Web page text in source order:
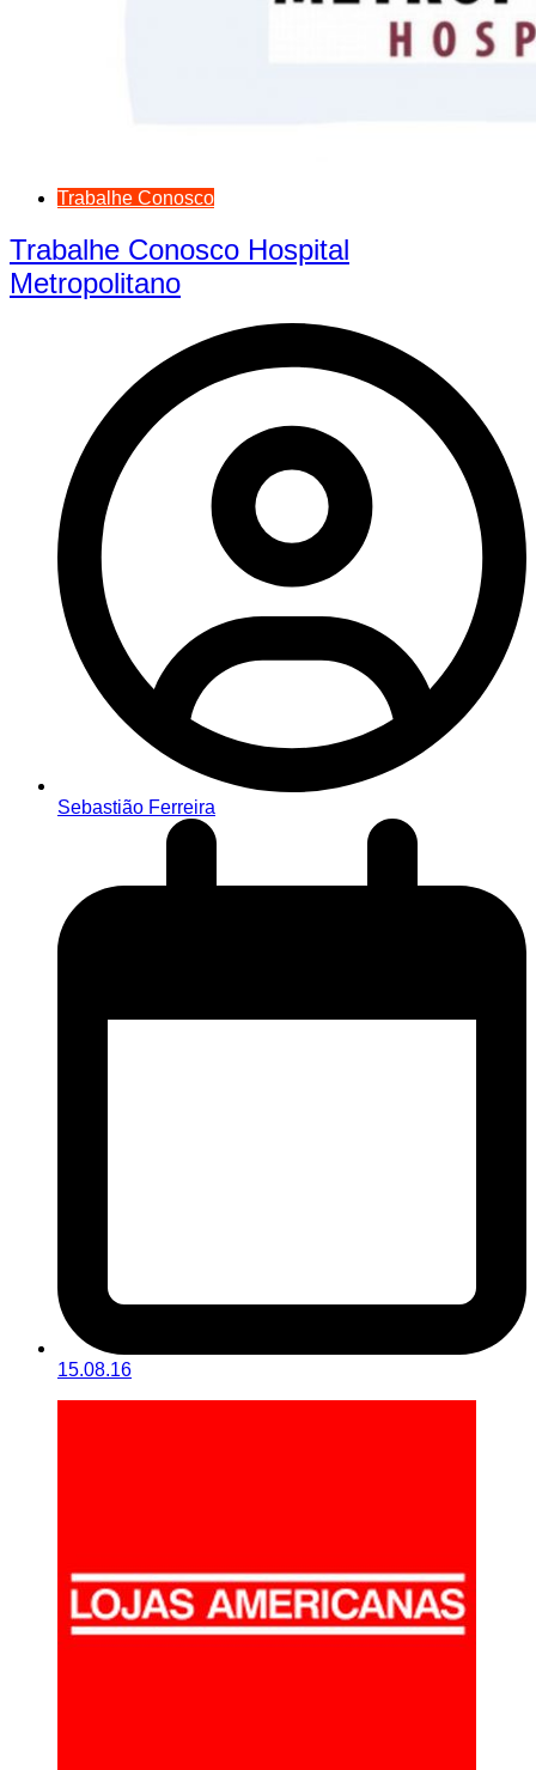
Trabalhe Conosco
Trabalhe Conosco Hospital
Metropolitano
Sebastião Ferreira
15.08.16